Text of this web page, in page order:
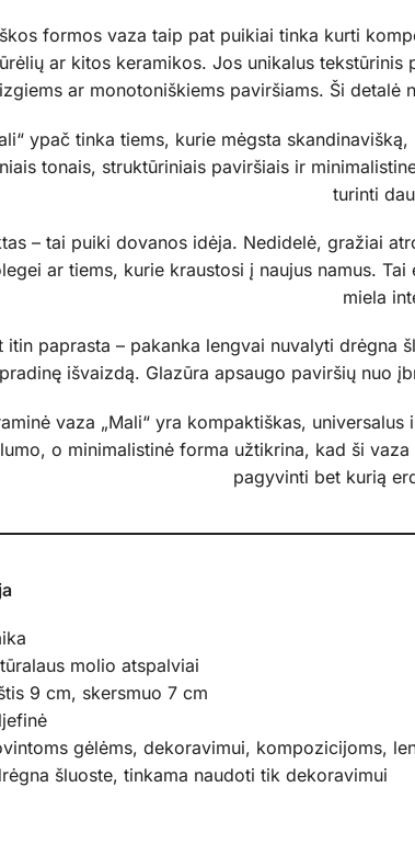
formos vaza taip pat puikiai tinka kurti
ar kitos keramikos. Jos unikalus
ar monotoniškiems paviršiams. Ši
ypač tinka tiems, kurie mėgsta
tonais, struktūriniais paviršiais ir
turinti
– tai puiki dovanos idėja. Nedidelė, gražiai
ar tiems, kurie kraustosi į naujus namus.
miela
itin paprasta – pakanka lengvai nuvalyti
išvaizdą. Glazūra apsaugo paviršių nuo
vaza „Mali“ yra kompaktiškas,
o minimalistinė forma užtikrina, kad ši
pagyvinti bet kurią
molio atspalviai
9 cm, skersmuo 7 cm
gėlėms, dekoravimui, kompozicijoms,
šluoste, tinkama naudoti tik dekoravimui